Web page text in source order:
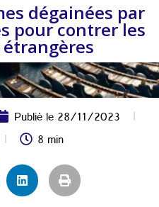
dégainées par
pour contrer les
Publié le28/11/2023
8 min